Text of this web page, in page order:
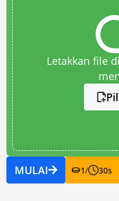
Letakkan file
MULAI 1/ 30s